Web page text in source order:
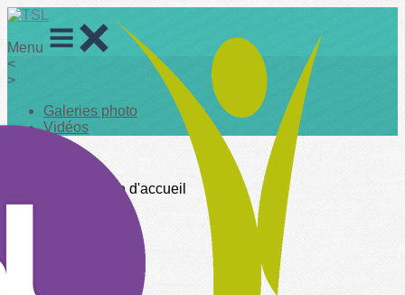
Menu
<
>
Galeries photo
Vidéos
Images de la page d'accueil